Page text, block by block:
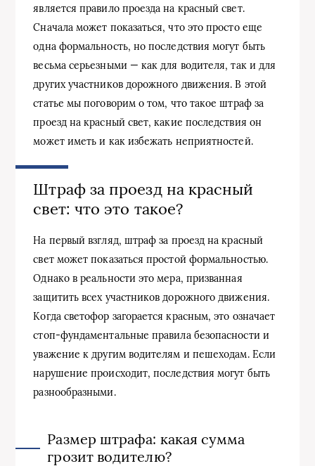
является правило проезда на красный свет.
Сначала может показаться, что это просто еще
одна формальность, но последствия могут быть
весьма серьезными — как для водителя, так и для
других участников дорожного движения. В этой
статье мы поговорим о том, что такое штраф за
проезд на красный свет, какие последствия он
может иметь и как избежать неприятностей.
Штраф за проезд на красный
свет: что это такое?
На первый взгляд, штраф за проезд на красный
свет может показаться простой формальностью.
Однако в реальности это мера, призванная
защитить всех участников дорожного движения.
Когда светофор загорается красным, это означает
стоп-фундаментальные правила безопасности и
уважение к другим водителям и пешеходам. Если
нарушение происходит, последствия могут быть
разнообразными.
Размер штрафа: какая сумма
грозит водителю?